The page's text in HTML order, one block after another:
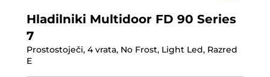
Hladilniki Multidoor FD 90 Series
7
Prostostoječi, 4 vrata, No Frost, Light Led, Razred
E